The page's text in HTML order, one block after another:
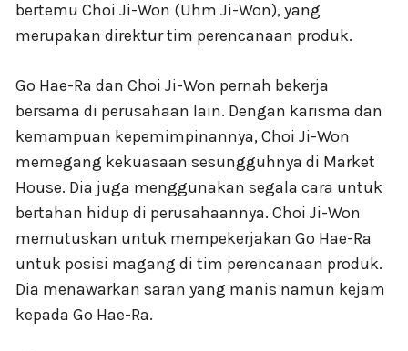
bertemu Choi Ji-Won (Uhm Ji-Won), yang
merupakan direktur tim perencanaan produk.
Go Hae-Ra dan Choi Ji-Won pernah bekerja
bersama di perusahaan lain. Dengan karisma dan
kemampuan kepemimpinannya, Choi Ji-Won
memegang kekuasaan sesungguhnya di Market
House. Dia juga menggunakan segala cara untuk
bertahan hidup di perusahaannya. Choi Ji-Won
memutuskan untuk mempekerjakan Go Hae-Ra
untuk posisi magang di tim perencanaan produk.
Dia menawarkan saran yang manis namun kejam
kepada Go Hae-Ra.